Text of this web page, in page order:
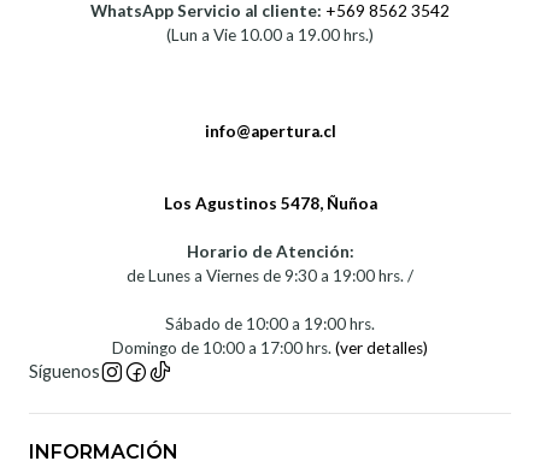
WhatsApp Servicio al cliente: +569 8562 3542
(Lun a Vie 10.00 a 19.00 hrs.)
info@apertura.cl
Los Agustinos 5478, Ñuñoa
Horario de Atención:
de Lunes a Viernes de 9:30 a 19:00 hrs. /
Sábado de 10:00 a 19:00 hrs.
Domingo de 10:00 a 17:00 hrs.(ver detalles)
Síguenos
INFORMACIÓN